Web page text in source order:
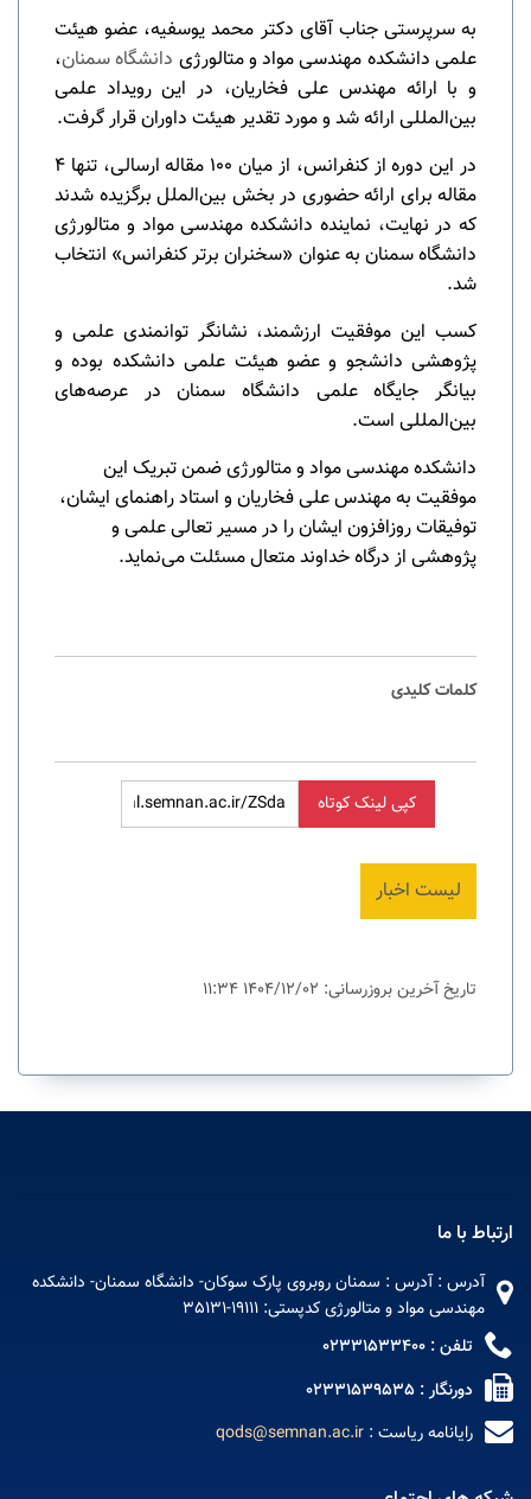
به سرپرستی جناب آقای دکتر محمد یوسفیه، عضو هیئت
علمی دانشکده مهندسی مواد و متالورژی دانشگاه سمنان،
و با ارائه مهندس علی فخاریان، در این رویداد علمی
بین‌المللی ارائه شد و مورد تقدیر هیئت داوران قرار گرفت.
در این دوره از کنفرانس، از میان ۱۰۰ مقاله ارسالی، تنها ۴
مقاله برای ارائه حضوری در بخش بین‌الملل برگزیده شدند
که در نهایت، نماینده دانشکده مهندسی مواد و متالورژی
دانشگاه سمنان به عنوان «سخنران برتر کنفرانس» انتخاب
شد.
کسب این موفقیت ارزشمند، نشانگر توانمندی علمی و
پژوهشی دانشجو و عضو هیئت علمی دانشکده بوده و
بیانگر جایگاه علمی دانشگاه سمنان در عرصه‌های
بین‌المللی است.
دانشکده مهندسی مواد و متالورژی ضمن تبریک این
موفقیت به مهندس علی فخاریان و استاد راهنمای ایشان،
توفیقات روزافزون ایشان را در مسیر تعالی علمی و
پژوهشی از درگاه خداوند متعال مسئلت می‌نماید.
کلمات کلیدی
کپی لینک کوتاه
لیست اخبار
تاریخ آخرین بروزرسانی: 1404/12/02 11:34
ارتباط با ما
آدرس : آدرس : سمنان روبروی پارک سوکان- دانشگاه سمنان- دانشکده
مهندسی مواد و متالورژی کدپستی: 19111-35131
تلفن : 02331533400
دورنگار : 02331539535
رایانامه ریاست : qods@semnan.ac.ir